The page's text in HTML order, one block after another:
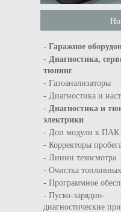
- Гаражное
- Диагностика,
тюнинг
- Газоанализаторы
- Диагностика и
- Диагностика и
электрики
- Доп модули к ПАК
- Корректоры
- Линии техосмотра
- Очистка
- Программное
- Пуско-зарядно-
диагностические